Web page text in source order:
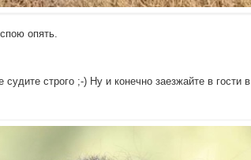
опять.
строго ;-) Ну и конечно заезжайте в гости в